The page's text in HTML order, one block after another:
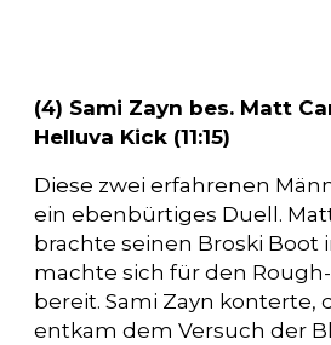
(4) Sami Zayn bes. Matt
Helluva Kick (11:15)
Diese zwei erfahrenen
ein ebenbürtiges Duell.
brachte seinen Broski Boot
machte sich für den
bereit. Sami Zayn konterte,
entkam dem Versuch der